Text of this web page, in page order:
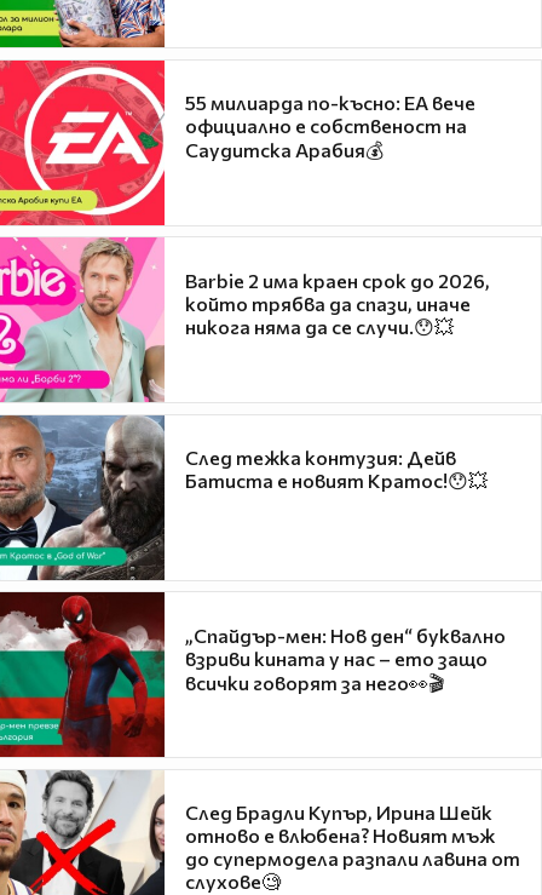
55 милиарда по-късно: EA вече
официално е собственост на
Саудитска Арабия💰
Barbie 2 има краен срок до 2026,
който трябва да спази, иначе
никога няма да се случи.😯💥
След тежка контузия: Дейв
Батиста е новият Кратос!😯💥
„Спайдър-мен: Нов ден“ буквално
взриви кината у нас – ето защо
всички говорят за него👀🎬
След Брадли Купър, Ирина Шейк
отново е влюбена? Новият мъж
до супермодела разпали лавина от
слухове🧐